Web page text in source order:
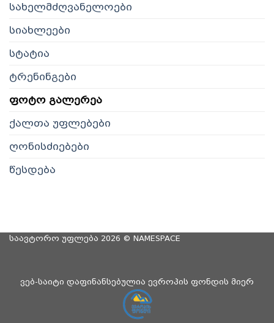
სახელმძღვანელოები
სიახლეები
სტატია
ტრენინგები
ფოტო გალერეა
ქალთა უფლებები
ღონისძიებები
წესდება
საავტორო უფლება 2026 © NAMESPACE
ვებ-საიტი დაფინანსებულია ევროპის ფონდის მიერ